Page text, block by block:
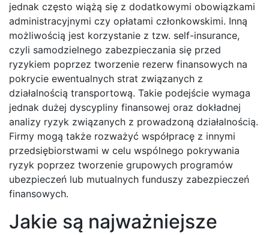
jednak często wiążą się z dodatkowymi obowiązkami
administracyjnymi czy opłatami członkowskimi. Inną
możliwością jest korzystanie z tzw. self-insurance,
czyli samodzielnego zabezpieczania się przed
ryzykiem poprzez tworzenie rezerw finansowych na
pokrycie ewentualnych strat związanych z
działalnością transportową. Takie podejście wymaga
jednak dużej dyscypliny finansowej oraz dokładnej
analizy ryzyk związanych z prowadzoną działalnością.
Firmy mogą także rozważyć współpracę z innymi
przedsiębiorstwami w celu wspólnego pokrywania
ryzyk poprzez tworzenie grupowych programów
ubezpieczeń lub mutualnych funduszy zabezpieczeń
finansowych.
Jakie są najważniejsze